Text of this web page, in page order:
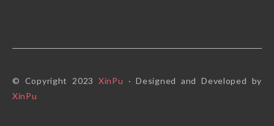
© Copyright 2023XinPu · Designed and Developed by
XinPu